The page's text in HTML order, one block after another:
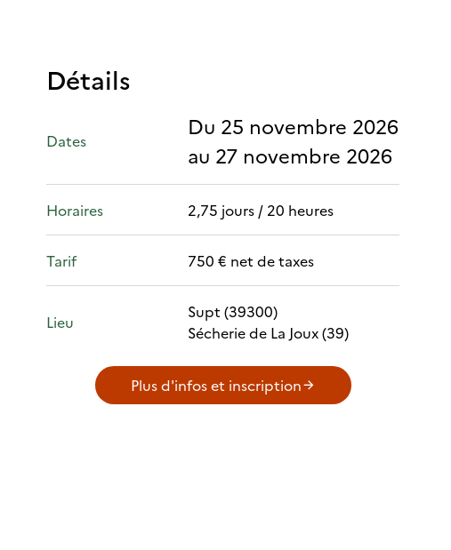
Détails
Dates
Du 25 novembre 2026
au 27 novembre 2026
Horaires 2,75 jours / 20 heures
Tarif 750 € net de taxes
Lieu
Supt (39300)
Sécherie de La Joux (39)
Plus d'infos et inscription